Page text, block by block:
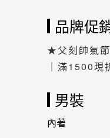
品牌促
★父刻帥氣
｜滿1500現
男裝
內著